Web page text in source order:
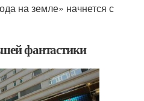
на земле» начнется с
фантастики